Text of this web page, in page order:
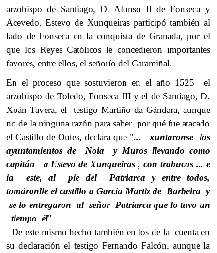
arzobispo de Santiago, D. Alonso II de Fonseca y
Acevedo. Estevo de Xunqueiras participó también al
lado de Fonseca en la conquista de Granada, por el
que los Reyes Católicos le concedieron importantes
favores, entre ellos, el señorío del Caramiñal.
En el proceso que sostuvieron en el año 1525 el
arzobispo de Toledo, Fonseca III y el de Santiago, D.
Xoán Tavera, el testigo Martiño da Gándara, aunque
no de la ninguna razón para saber por qué fue atacado
el Castillo de Outes, declara que "... xuntaronse los
ayuntamientos de Noia y Muros llevando como
capitán a Estevo de Xunqueiras , con trabucos ... e
ia este, al pie del Patriarca y entre todos,
tomáronlle el castillo a García Martiz de Barbeira y
se lo entregaron al señor Patriarca que lo tuvo un
tiempo él".
De este mismo hecho también en los de la cuenta en
su declaración el testigo Fernando Falcón, aunque la